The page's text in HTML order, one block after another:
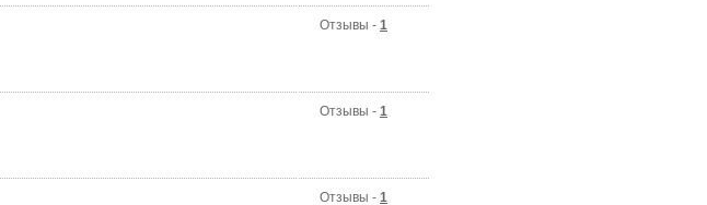
Отзывы - 1
Отзывы - 1
Отзывы - 1